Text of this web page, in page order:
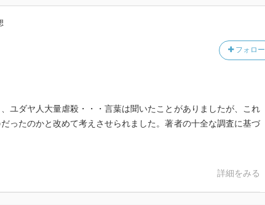
フォロー
ユダヤ人大量虐殺・・・言葉は聞いたことがありましたが、これ
ったのかと改めて考えさせられました。著者の十全な調査に基づ
詳細をみる